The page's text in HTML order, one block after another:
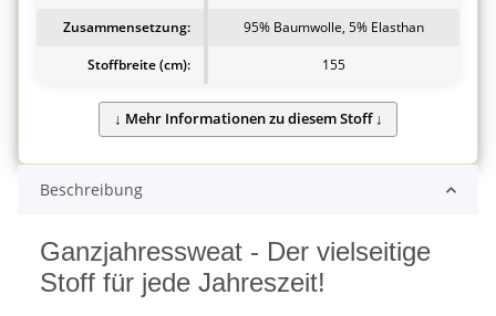
Zusammensetzung:
95% Baumwolle, 5% Elasthan
Stoffbreite (cm):
155
Beschreibung
Ganzjahressweat - Der vielseitige
Stoff für jede Jahreszeit!